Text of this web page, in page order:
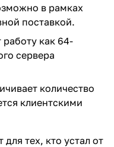
в рамках
поставкой.
как 64-
сервера
количество
клиентскими
тех, кто устал от